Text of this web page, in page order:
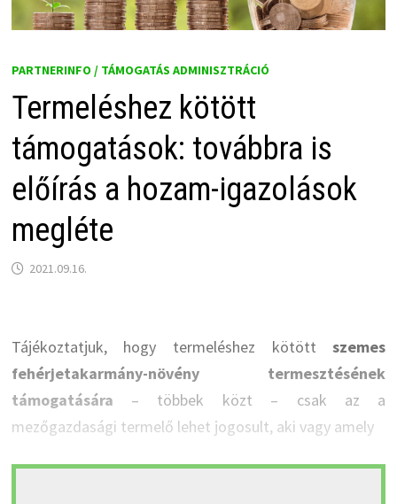
PARTNERINFO / TÁMOGATÁS ADMINISZTRÁCIÓ
Termeléshez kötött
támogatások: továbbra is
előírás a hozam-igazolások
megléte
2021.09.16.
Tájékoztatjuk, hogy termeléshez kötöttszemes
fehérjetakarmány-növény termesztésének
támogatására – többek közt – csak az a
mezőgazdasági termelő lehet jogosult, aki vagy amely